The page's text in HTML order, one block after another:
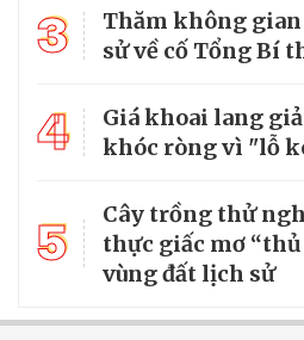
3
Thăm không
sử về cố Tổng Bí
4
Giá khoai lang
khóc ròng vì "lỗ
5
Cây trồng thử
thực giấc mơ “thủ
vùng đất lịch sử